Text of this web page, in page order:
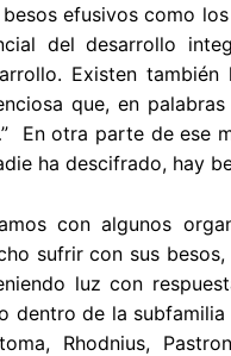
efusivos como
del desarrollo
Existen
que, en
En otra parte de ese
ha descifrado, hay
con algunos
sufrir con sus
luz con
dentro de la
Rhodnius,